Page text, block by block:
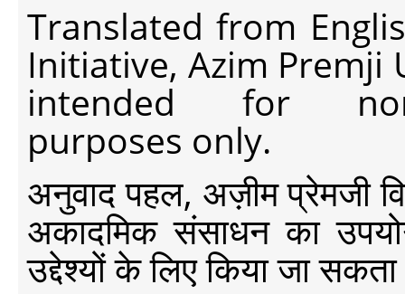
Translated from
Initiative, Azim Premji
intended for non-
purposes only.
अनुवाद पहल, अज़ीम प्रेमजी
अकादमिक संसाधन का
उद्देश्यों के लिए किया जा